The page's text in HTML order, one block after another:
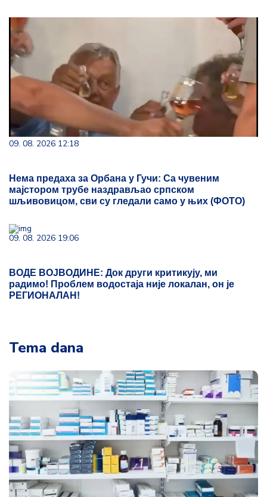
09. 08. 2026 12:18
Нема предаха за Орбана у Гучи: Са чувеним
мајстором трубе наздрављао српском
шљивовицом, сви су гледали само у њих (ФОТО)
09. 08. 2026 19:06
ВОДЕ ВОЈВОДИНЕ: Док други критикују, ми
радимо! Проблем водостаја није локалан, он је
РЕГИОНАЛАН!
Tema dana